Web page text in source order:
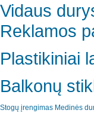
Vidaus
Reklamos
Plastikiniai
Balkonų
Stogų įrengimas Medinės